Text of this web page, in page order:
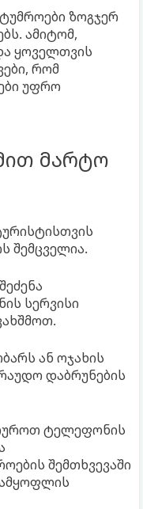
ზოგჯერ
ამიტომ,
ყოველთვის
რომ
უფრო
მარტო
შემცველია.
სერვისი
ან ოჯახის
დაბრუნების
ტელეფონის
შემთხვევაში